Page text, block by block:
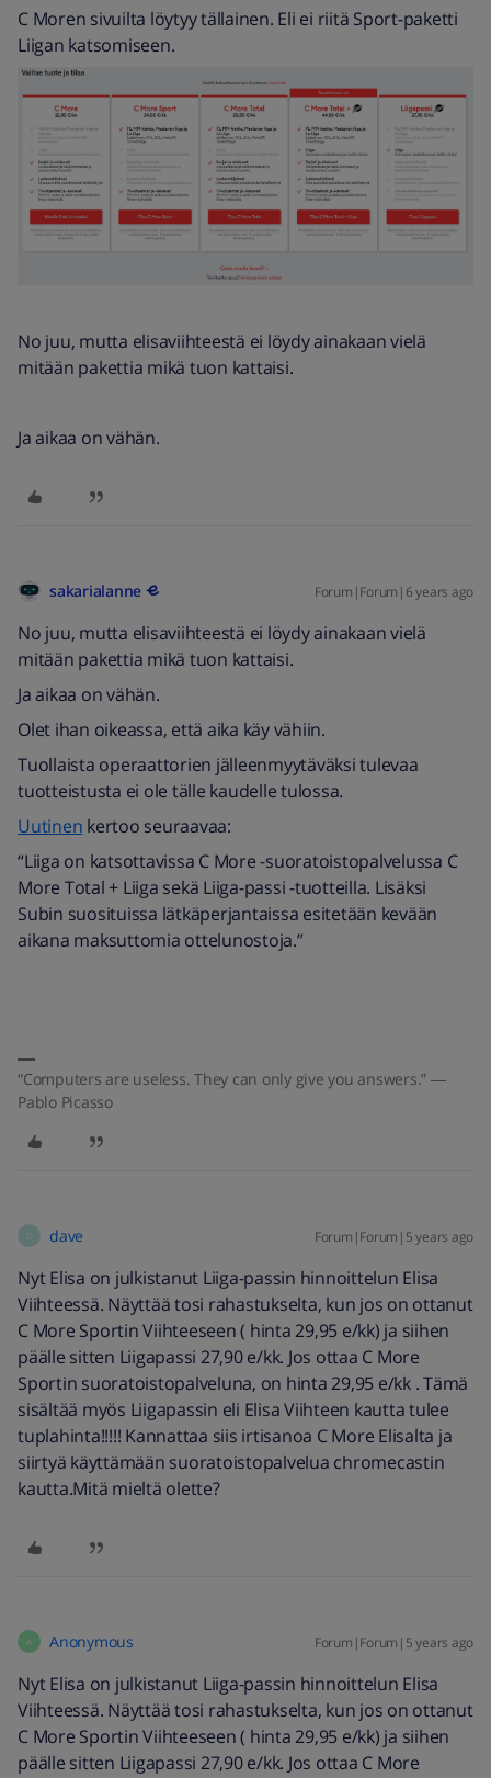
C Moren sivuilta löytyy tällainen. Eli ei riitä Sport-paketti
Liigan katsomiseen.
No juu, mutta elisaviihteestä ei löydy ainakaan vielä
mitään pakettia mikä tuon kattaisi.
Ja aikaa on vähän.
sakarialanne Forum|Forum|6 years ago
No juu, mutta elisaviihteestä ei löydy ainakaan vielä
mitään pakettia mikä tuon kattaisi.
Ja aikaa on vähän.
Olet ihan oikeassa, että aika käy vähiin.
Tuollaista operaattorien jälleenmyytäväksi tulevaa
tuotteistusta ei ole tälle kaudelle tulossa.
Uutinen kertoo seuraavaa:
“Liiga on katsottavissa C More -suoratoistopalvelussa C
More Total + Liiga sekä Liiga-passi -tuotteilla. Lisäksi
Subin suosituissa lätkäperjantaissa esitetään kevään
aikana maksuttomia ottelunostoja.”
“Computers are useless. They can only give you answers.” ―
Pablo Picasso
dave Forum|Forum|5 years ago
Nyt Elisa on julkistanut Liiga-passin hinnoittelun Elisa
Viihteessä. Näyttää tosi rahastukselta, kun jos on ottanut
C More Sportin Viihteeseen ( hinta 29,95 e/kk) ja siihen
päälle sitten Liigapassi 27,90 e/kk. Jos ottaa C More
Sportin suoratoistopalveluna, on hinta 29,95 e/kk . Tämä
sisältää myös Liigapassin eli Elisa Viihteen kautta tulee
tuplahinta!!!!! Kannattaa siis irtisanoa C More Elisalta ja
siirtyä käyttämään suoratoistopalvelua chromecastin
kautta.Mitä mieltä olette?
A Anonymous Forum|Forum|5 years ago
Nyt Elisa on julkistanut Liiga-passin hinnoittelun Elisa
Viihteessä. Näyttää tosi rahastukselta, kun jos on ottanut
C More Sportin Viihteeseen ( hinta 29,95 e/kk) ja siihen
päälle sitten Liigapassi 27,90 e/kk. Jos ottaa C More